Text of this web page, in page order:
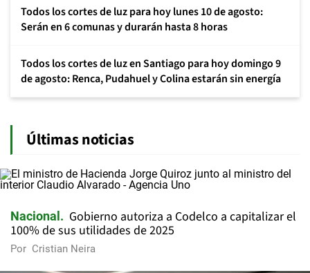
Todos los cortes de luz para hoy lunes 10 de agosto:
Serán en 6 comunas y durarán hasta 8 horas
Todos los cortes de luz en Santiago para hoy domingo 9
de agosto: Renca, Pudahuel y Colina estarán sin energía
Últimas noticias
Nacional
Gobierno autoriza a Codelco a capitalizar el
100% de sus utilidades de 2025
Por Cristian Neira